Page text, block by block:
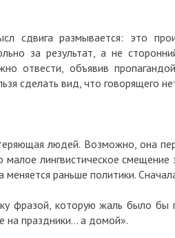
сдвига размывается: это
за результат, а не
отвести, объявив
сделать вид, что говорящего
людей. Возможно, она
малое лингвистическое
раньше политики.
фразой, которую жаль было бы
на праздники… а домой».